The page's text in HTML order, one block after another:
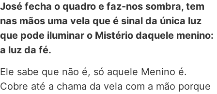
José fecha o quadro e faz-nos sombra, tem
nas mãos uma vela que é sinal da única luz
que pode iluminar o Mistério daquele menino:
a luz da fé.
Ele sabe que não é, só aquele Menino é.
Cobre até a chama da vela com a mão porque